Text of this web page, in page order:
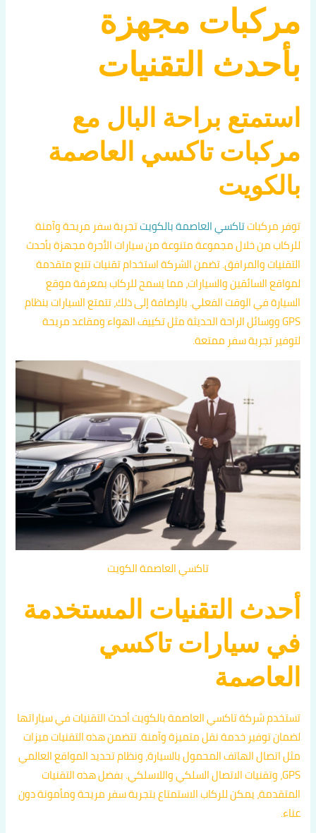
مركبات مجهزة
بأحدث التقنيات
استمتع براحة البال مع
مركبات تاكسي العاصمة
بالكويت
توفر مركباتتاكسي العاصمة بالكويتتجربة سفر مريحة وآمنة
للركاب من خلال مجموعة متنوعة من سيارات الأجرة مجهزة بأحدث
التقنيات والمرافق. تضمن الشركة استخدام تقنيات تتبع متقدمة
لمواقع السائقين والسيارات، مما يسمح للركاب بمعرفة موقع
السيارة في الوقت الفعلي. بالإضافة إلى ذلك، تتمتع السيارات بنظام
GPS ووسائل الراحة الحديثة مثل تكييف الهواء ومقاعد مريحة
لتوفير تجربة سفر ممتعة.
تاكسي العاصمة الكويت
أحدث التقنيات المستخدمة
في سيارات تاكسي
العاصمة
تستخدم شركة تاكسي العاصمة بالكويت أحدث التقنيات في سياراتها
لضمان توفير خدمة نقل متميزة وآمنة. تتضمن هذه التقنيات ميزات
مثل اتصال الهاتف المحمول بالسيارة، ونظام تحديد المواقع العالمي
GPS، وتقنيات الاتصال السلكي واللاسلكي. بفضل هذه التقنيات
المتقدمة، يمكن للركاب الاستمتاع بتجربة سفر مريحة ومأمونة دون
عناء.